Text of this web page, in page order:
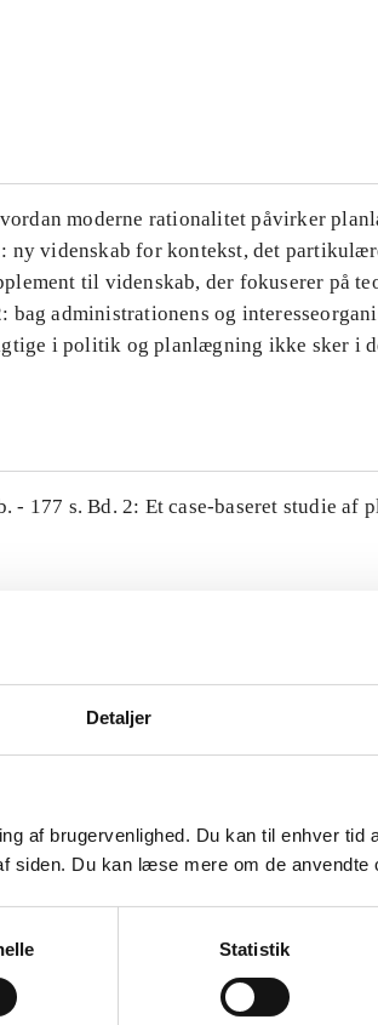
Detaljer
af brugervenlighed. Du kan til enhver
siden. Du kan læse mere om de anvendte
Statistik
moderne rationalitet påvirker
ny videnskab for kontekst, det
til videnskab, der fokuserer på
administrationens og
i politik og planlægning ikke sker i
- 177 s. Bd. 2: Et case-baseret studie